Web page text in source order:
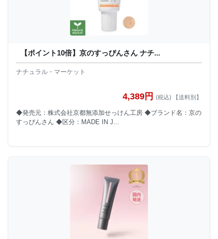
【ポイント10倍】京のすっぴんさん ナチ...
ナチュラル・マーケット
4,389円 (税込) 【送料別】
◆発売元：株式会社京都無添加せっけん工房 ◆ブランド名：京の
すっぴんさん ◆区分：MADE IN J...